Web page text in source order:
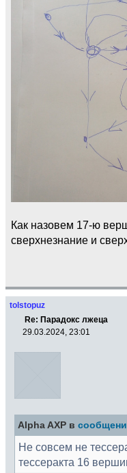
Как назовем 17-ю
сверхнезнание и
tolstopuz
Re: Парадокс лжеца
29.03.2024, 23:01
Alpha AXP в
Не совсем не
тессеракта 16